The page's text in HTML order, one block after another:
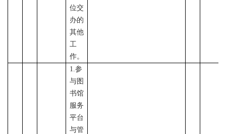
位交
办的
其他
工
作。
1.参
与图
书馆
服务
平台
与管